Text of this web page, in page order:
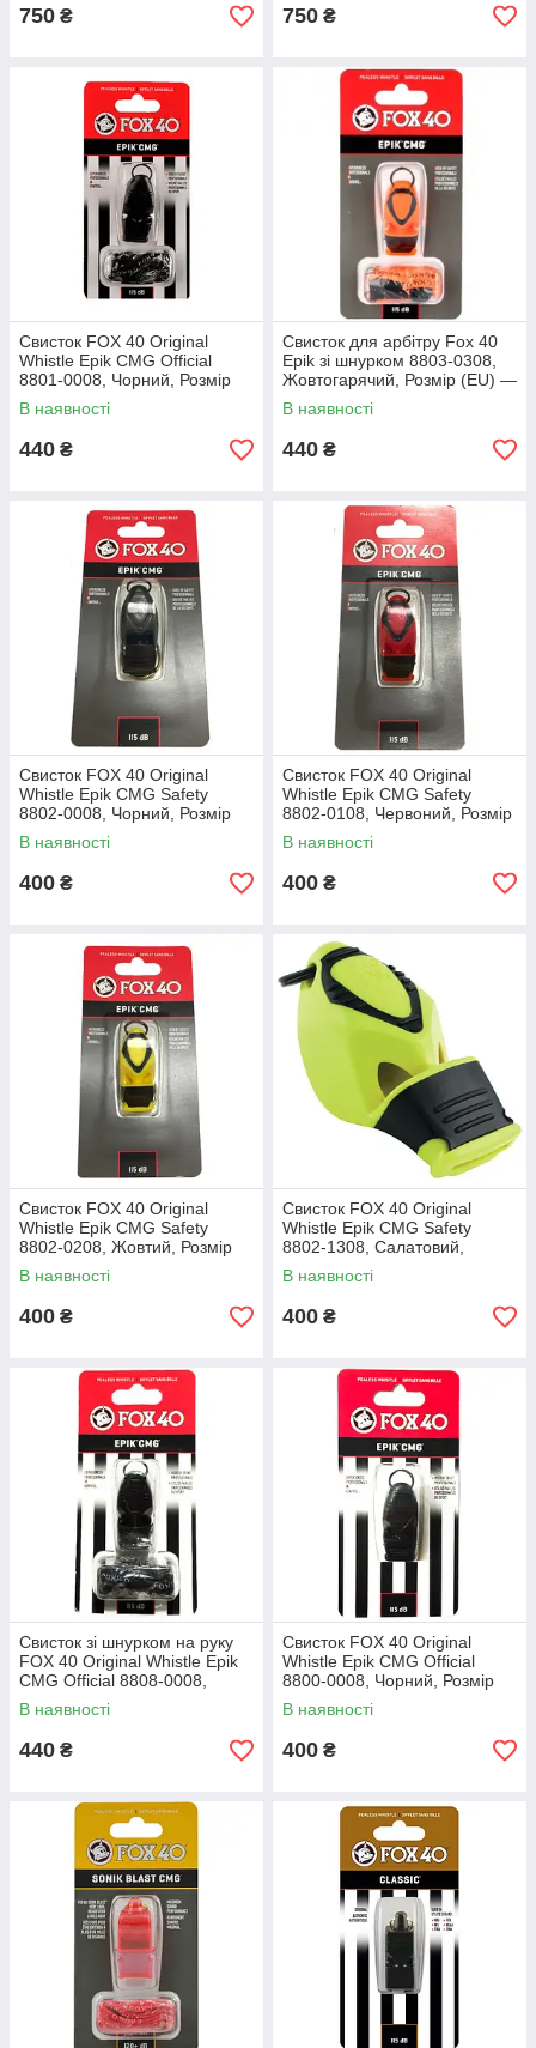
750 ₴ 750 ₴
Свисток FOX 40 Original
Whistle Epik CMG Official
8801-0008, Чорний, Розмір
(EU) — 1SIZE
В наявності
440 ₴
Свисток для арбітру Fox 40
Epik зі шнурком 8803-0308,
Жовтогарячий, Розмір (EU) —
1SIZE
В наявності
440 ₴
Свисток FOX 40 Original
Whistle Epik CMG Safety
8802-0008, Чорний, Розмір
(EU) — 1SIZE
В наявності
400 ₴
Свисток FOX 40 Original
Whistle Epik CMG Safety
8802-0108, Червоний, Розмір
(EU) — 1SIZE
В наявності
400 ₴
Свисток FOX 40 Original
Whistle Epik CMG Safety
8802-0208, Жовтий, Розмір
(EU) — 1SIZE
В наявності
400 ₴
Свисток FOX 40 Original
Whistle Epik CMG Safety
8802-1308, Салатовий,
Розмір (EU) — 1SIZE
В наявності
400 ₴
Свисток зі шнурком на руку
FOX 40 Original Whistle Epik
CMG Official 8808-0008,
Чорний, Розмір (EU) — 1SIZE
В наявності
440 ₴
Свисток FOX 40 Original
Whistle Epik CMG Official
8800-0008, Чорний, Розмір
(EU) — 1SIZE
В наявності
400 ₴